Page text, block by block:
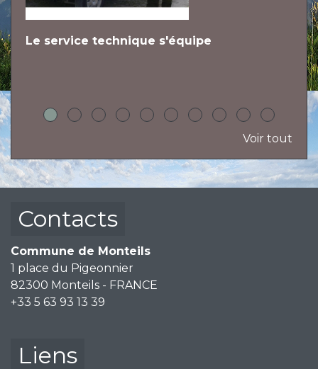
Le service technique s'équipe
Voir tout
Contacts
Commune de Monteils
1 place du Pigeonnier
82300 Monteils - FRANCE
+33 5 63 93 13 39
Liens